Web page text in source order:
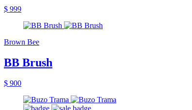
$ 999
Brown Bee
BB Brush
$ 900